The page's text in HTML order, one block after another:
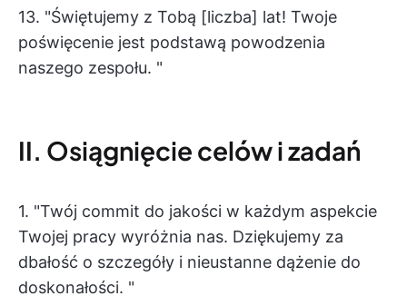
13. "Świętujemy z Tobą [liczba] lat! Twoje
poświęcenie jest podstawą powodzenia
naszego zespołu. "
II. Osiągnięcie celów i zadań
1. "Twój commit do jakości w każdym aspekcie
Twojej pracy wyróżnia nas. Dziękujemy za
dbałość o szczegóły i nieustanne dążenie do
doskonałości. "